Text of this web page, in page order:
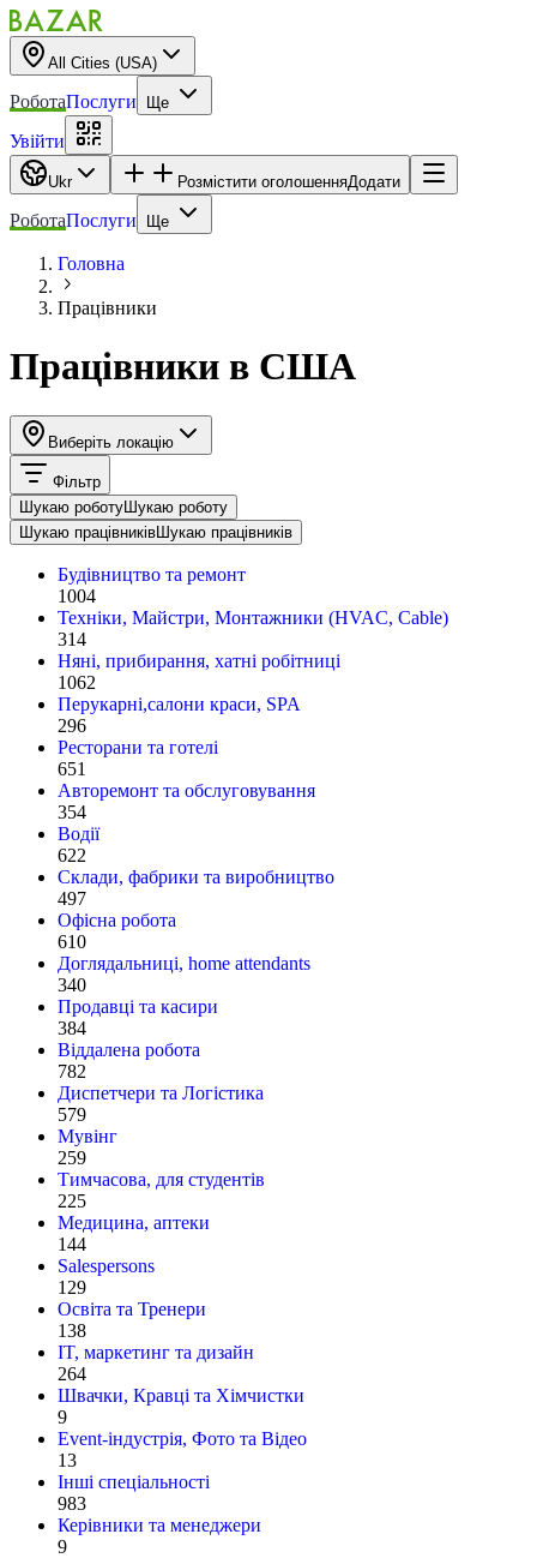
All Cities (USA)
РоботаПослуги Ще
Увійти
Ukr Розмістити оголошенняДодати
РоботаПослуги Ще
Головна
Працівники
Працівники в США
Виберіть локацію
Фільтр
Шукаю роботу Шукаю роботу
Шукаю працівників Шукаю працівників
Будівництво та ремонт
1004
Техніки, Майстри, Монтажники (HVAC, Cable)
314
Няні, прибирання, хатні робітниці
1062
Перукарні,салони краси, SPA
296
Ресторани та готелі
651
Авторемонт та обслуговування
354
Водії
622
Склади, фабрики та виробництво
497
Офісна робота
610
Доглядальниці, home attendants
340
Продавці та касири
384
Віддалена робота
782
Диспетчери та Логістика
579
Мувінг
259
Тимчасова, для студентів
225
Медицина, аптеки
144
Salespersons
129
Освіта та Тренери
138
IT, маркетинг та дизайн
264
Швачки, Кравці та Хімчистки
9
Event-індустрія, Фото та Відео
13
Інші спеціальності
983
Керівники та менеджери
9